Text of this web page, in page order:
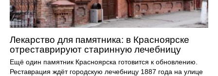
Лекарство для памятника: в Красноярске
отреставрируют старинную лечебницу
Ещё один памятник Красноярска готовится к обновлению.
Реставрация ждёт городскую лечебницу 1887 года на улице